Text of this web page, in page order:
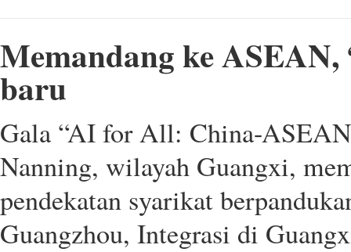
Memandang ke
baru
Gala “AI for All: China-
Nanning, wilayah Guangxi,
pendekatan syarikat
Guangzhou, Integrasi di